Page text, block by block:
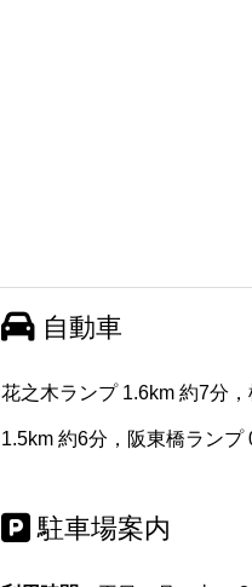
自動車
花之木ランプ 1.6km 約7分
1.5km 約6分，阪東橋ランプ
駐車場案内